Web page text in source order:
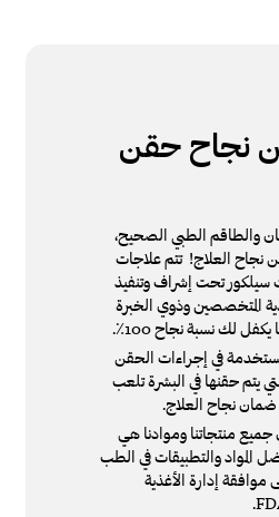
نجاح حقن
والطاقم الطبي الصحيح،
نجاح العلاج! تتم علاجات
سيلكور تحت إشراف وتنفيذ
المتخصصين وذوي الخبرة
لك نسبة نجاح 100٪.
في إجراءات الحقن
يتم حقنها في البشرة تلعب
ضمان نجاح العلاج.
جميع منتجاتنا وموادنا هي
والتطبيقات في الطب
إدارة الأغذية